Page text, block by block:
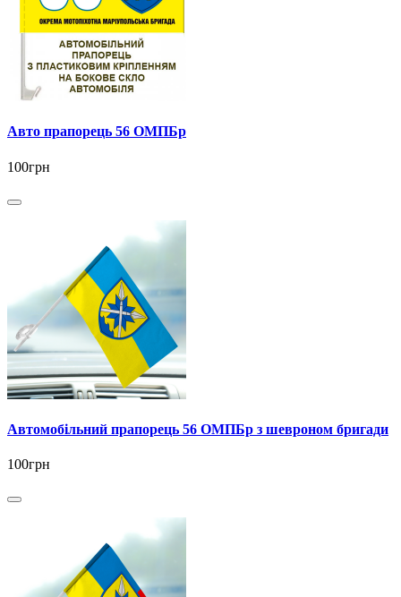
Авто прапорець 56 ОМПБр
100грн
Автомобільний прапорець 56 ОМПБр з шевроном бригади
100грн